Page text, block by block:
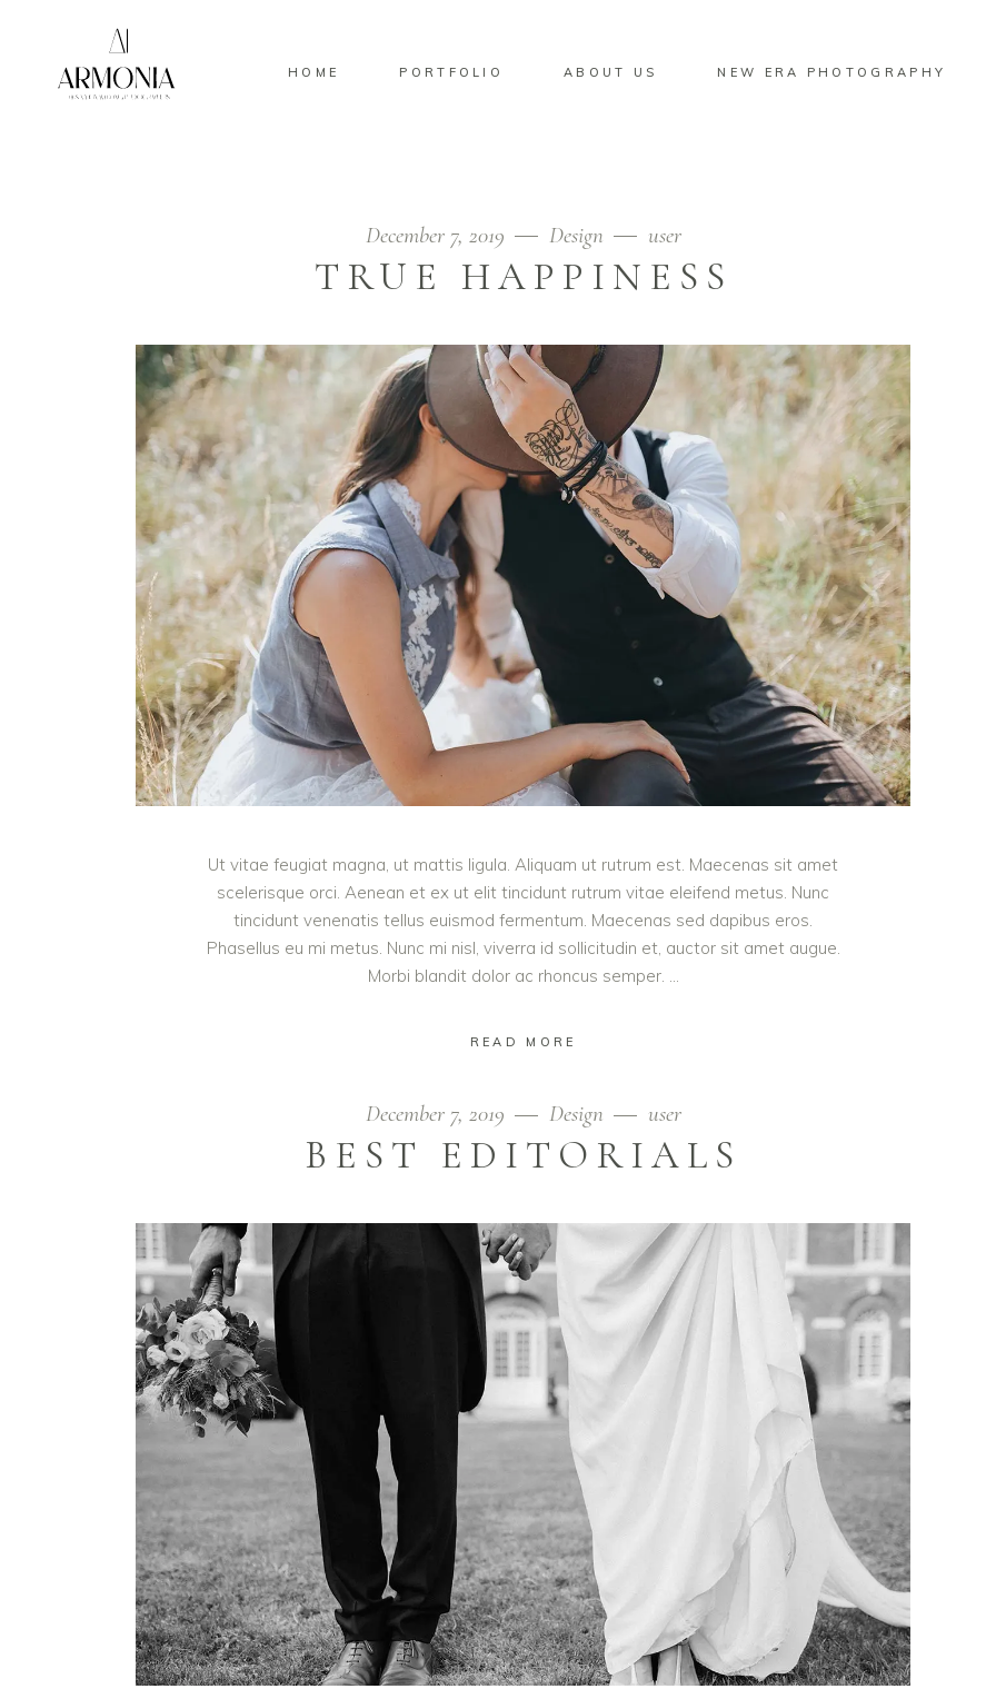
HOME PORTFOLIO ABOUT US NEW ERA PHOTOGRAPHY
December 7, 2019 Design user
TRUE HAPPINESS
Ut vitae feugiat magna, ut mattis ligula. Aliquam ut rutrum est. Maecenas sit amet
scelerisque orci. Aenean et ex ut elit tincidunt rutrum vitae eleifend metus. Nunc
tincidunt venenatis tellus euismod fermentum. Maecenas sed dapibus eros.
Phasellus eu mi metus. Nunc mi nisl, viverra id sollicitudin et, auctor sit amet augue.
Morbi blandit dolor ac rhoncus semper.
READ MORE
December 7, 2019 Design user
BEST EDITORIALS